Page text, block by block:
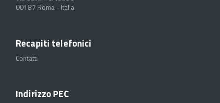
00187 Roma - Italia
Recapiti telefonici
Contatti
Indirizzo PEC